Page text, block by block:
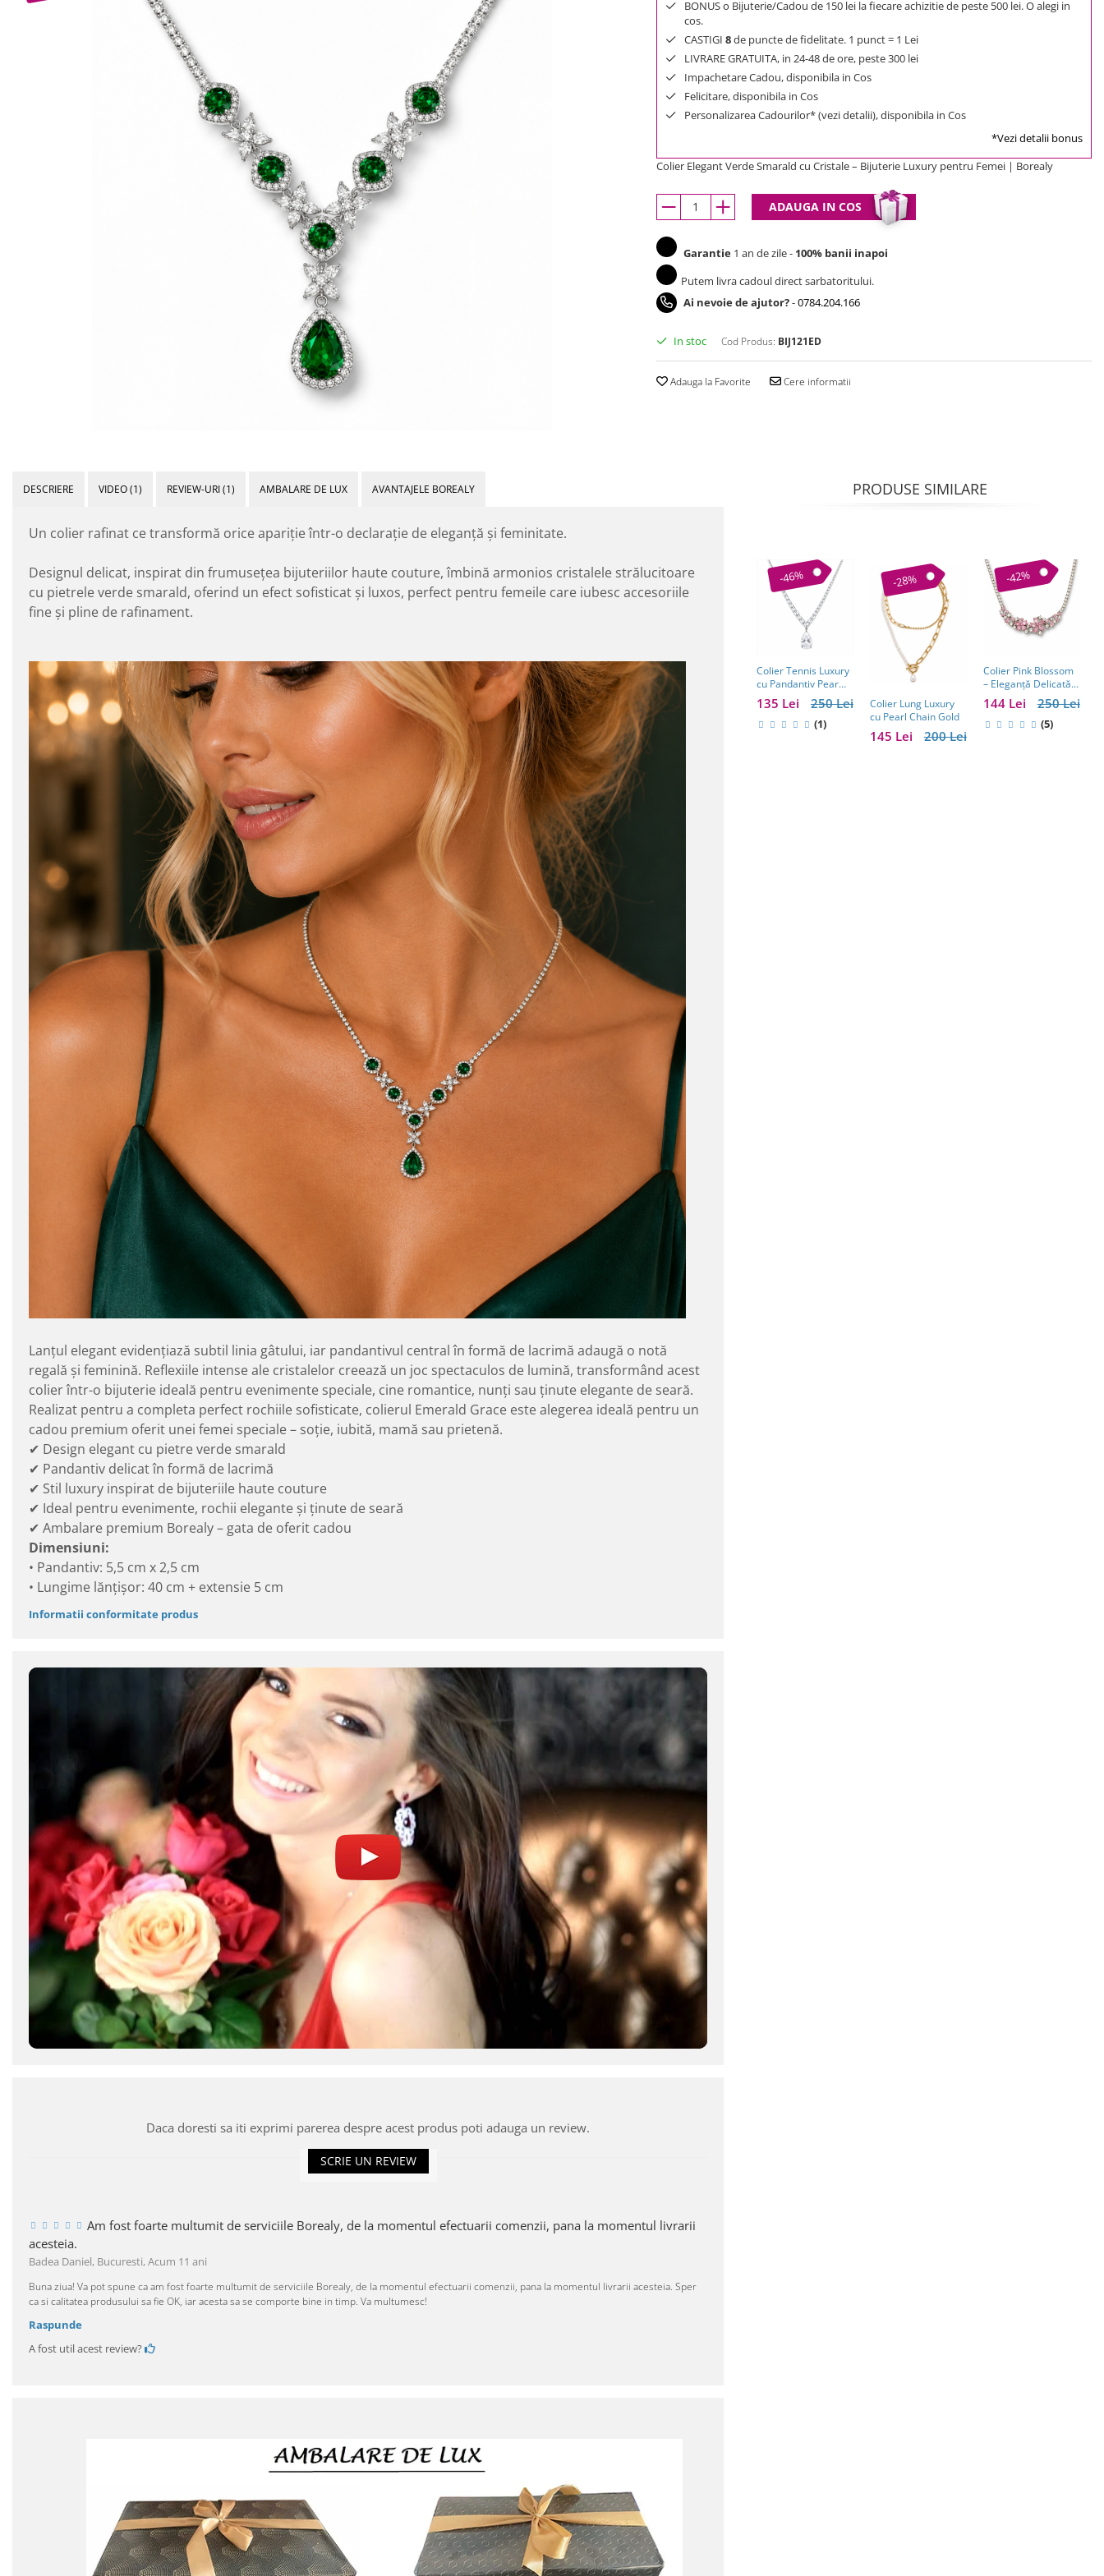
BONUS o Bijuterie/Cadou de 150 lei la fiecare achizitie de peste 500 lei. O alegi in
cos.
CASTIGI 8de puncte de fidelitate. 1 punct = 1 Lei
LIVRARE GRATUITA, in 24-48 de ore, peste 300 lei
Impachetare Cadou, disponibila in Cos
Felicitare, disponibila in Cos
Personalizarea Cadourilor* (vezi detalii), disponibila in Cos
*Vezi detalii bonus
Colier Elegant Verde Smarald cu Cristale – Bijuterie Luxury pentru Femei | Borealy
ADAUGA IN COS
Garantie 1 an de zile - 100% banii inapoi
Putem livra cadoul direct sarbatoritului.
Ai nevoie de ajutor?-0784.204.166
In stoc Cod Produs: BIJ121ED
Adauga la Favorite Cere informatii
DESCRIERE VIDEO(1) REVIEW-URI(1) AMBALARE DE LUX AVANTAJELE BOREALY
Un colier rafinat ce transformă orice apariție într-o declarație de eleganță și feminitate.
Designul delicat, inspirat din frumusețea bijuteriilor haute couture, îmbină armonios cristalele strălucitoare
cu pietrele verde smarald, oferind un efect sofisticat și luxos, perfect pentru femeile care iubesc accesoriile
fine și pline de rafinament.
Lanțul elegant evidențiază subtil linia gâtului, iar pandantivul central în formă de lacrimă adaugă o notă
regală și feminină. Reflexiile intense ale cristalelor creează un joc spectaculos de lumină, transformând acest
colier într-o bijuterie ideală pentru evenimente speciale, cine romantice, nunți sau ținute elegante de seară.
Realizat pentru a completa perfect rochiile sofisticate, colierul Emerald Grace este alegerea ideală pentru un
cadou premium oferit unei femei speciale – soție, iubită, mamă sau prietenă.
✔ Design elegant cu pietre verde smarald
✔ Pandantiv delicat în formă de lacrimă
✔ Stil luxury inspirat de bijuteriile haute couture
✔ Ideal pentru evenimente, rochii elegante și ținute de seară
✔ Ambalare premium Borealy – gata de oferit cadou
Dimensiuni:
• Pandantiv: 5,5 cm x 2,5 cm
• Lungime lănțișor: 40 cm + extensie 5 cm
Informatii conformitate produs
Daca doresti sa iti exprimi parerea despre acest produs poti adauga un review.
SCRIE UN REVIEW
Am fost foarte multumit de serviciile Borealy, de la momentul efectuarii comenzii, pana la momentul livrarii
acesteia.
Badea Daniel, Bucuresti,Acum 11 ani
Buna ziua! Va pot spune ca am fost foarte multumit de serviciile Borealy, de la momentul efectuarii comenzii, pana la momentul livrarii acesteia. Sper
ca si calitatea produsului sa fie OK, iar acesta sa se comporte bine in timp. Va multumesc!
Raspunde
A fost util acest review?
PRODUSE SIMILARE
-46%
Colier Tennis Luxury
cu Pandantiv Pear
Cut – Eleganță
Atemporală 250 Lei
135 Lei
(1)
-28%
Colier Lung Luxury
cu Pearl Chain Gold
200 Lei
145 Lei
-42%
Colier Pink Blossom
– Eleganță Delicată
cu Cristale Roz250 Lei
144 Lei
(5)